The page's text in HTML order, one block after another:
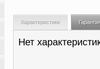
Характеристики
Нет